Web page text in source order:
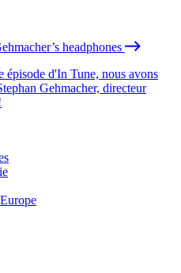
headphones
épisode d'In Tune, nous avons
Gehmacher, directeur